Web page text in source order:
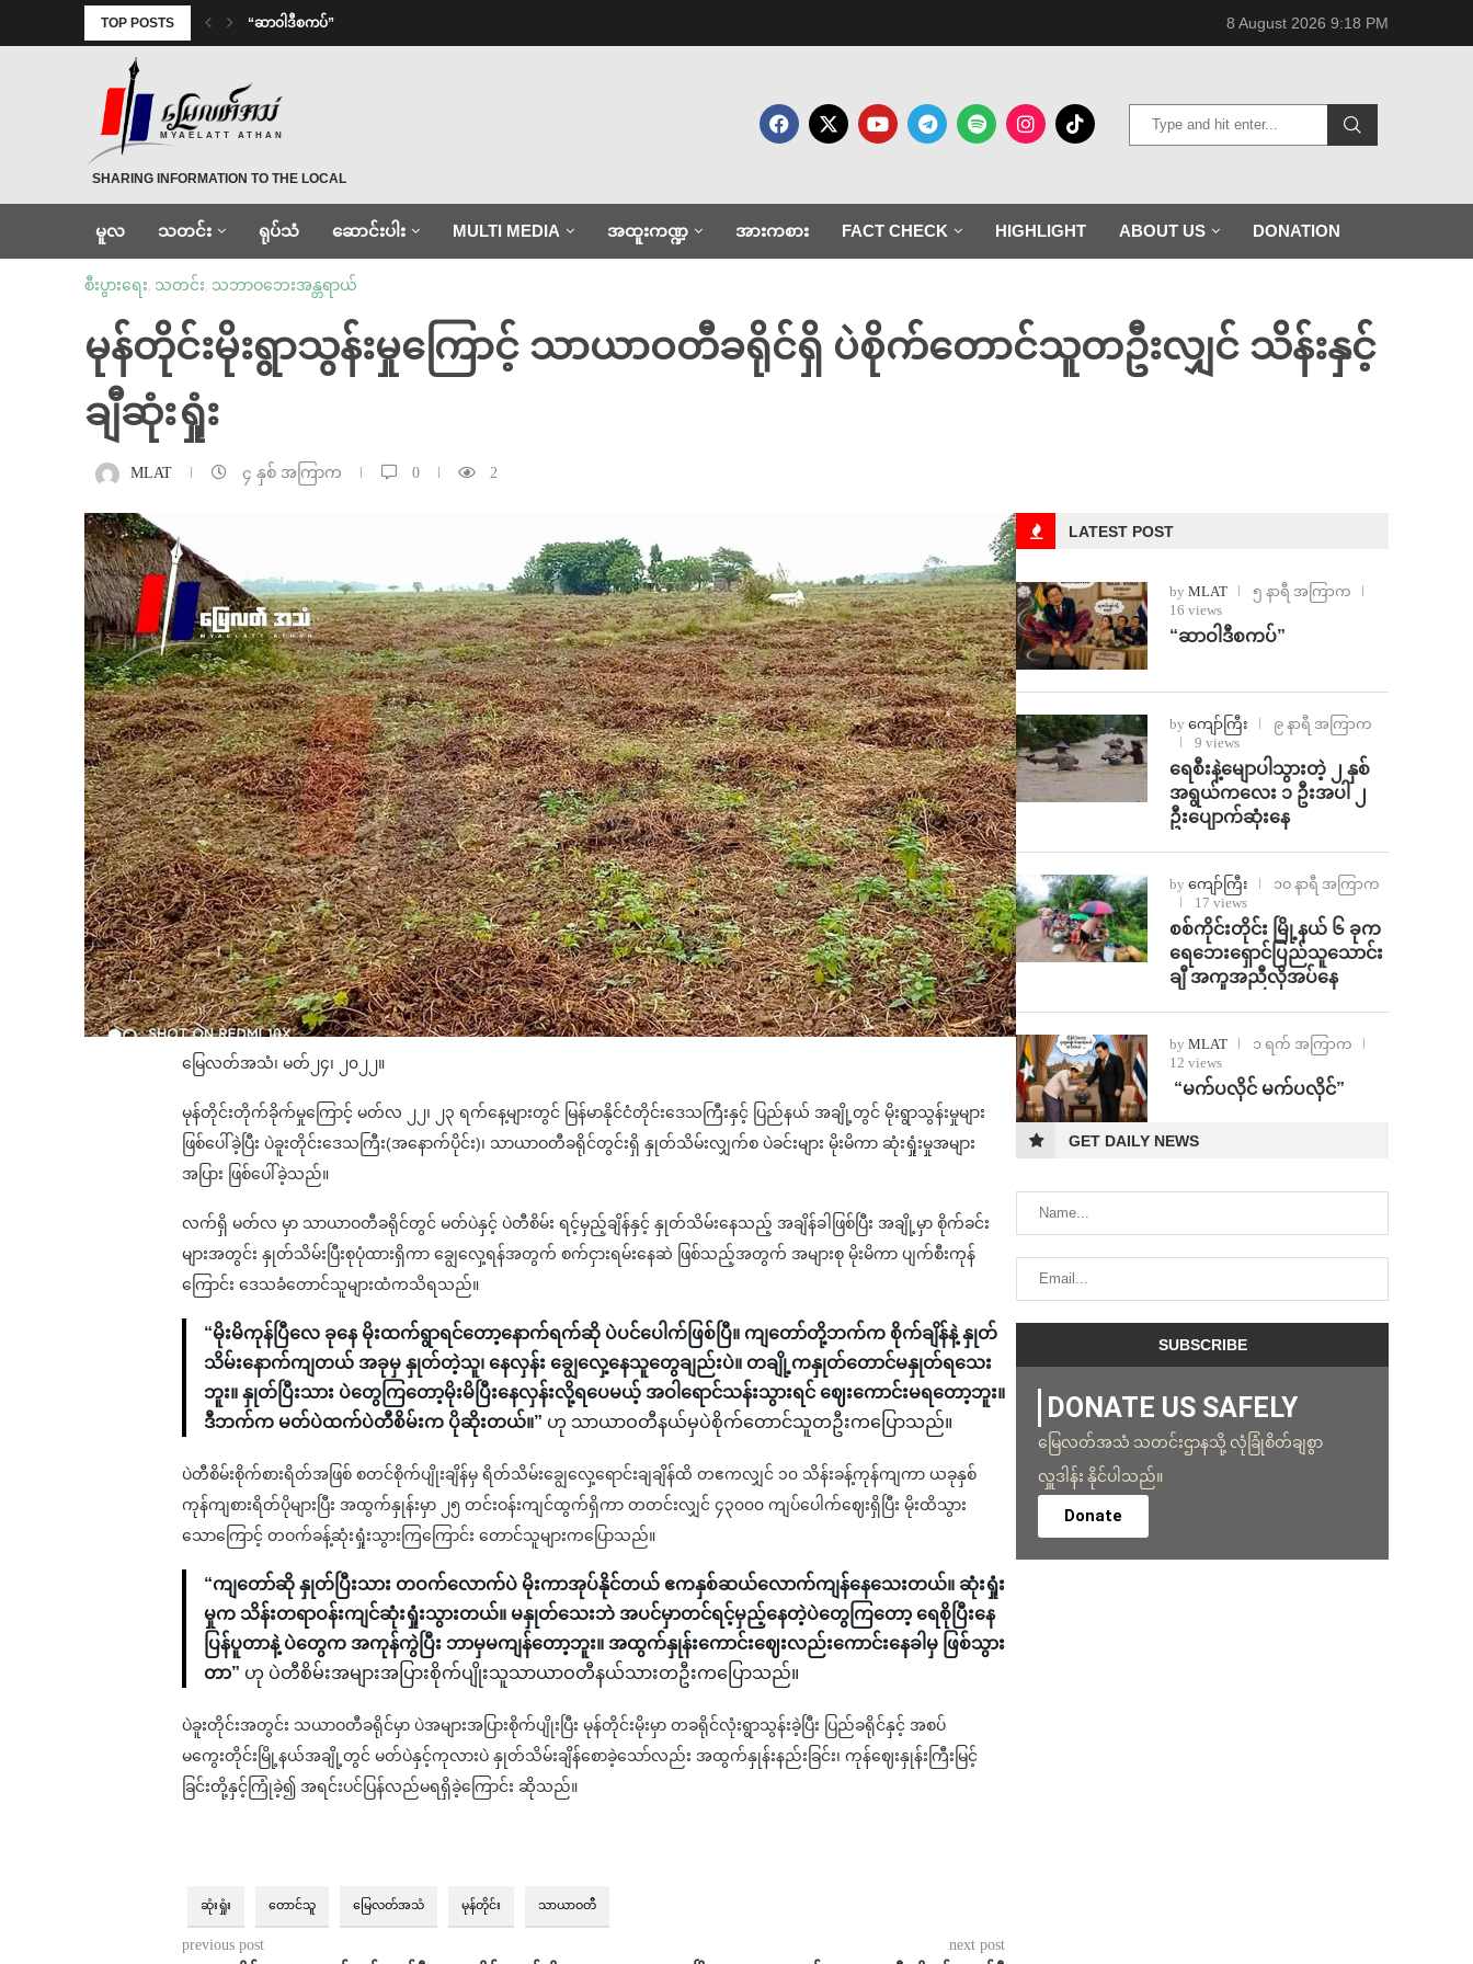
TOP POSTS “ဆာဝါဒီစကပ်” 8 August 2026 9:18 PM
MYAELATT ATHAN
SHARING INFORMATION TO THE LOCAL
မူလ သတင်း ရုပ်သံ ဆောင်းပါး MULTI MEDIA အထူးကဏ္ဍ အားကစား FACT CHECK HIGHLIGHT ABOUT US DONATION
စီးပွားရေး, သတင်း, သဘာဝဘေးအန္တရာယ်
မုန်တိုင်းမိုးရွာသွန်းမှုကြောင့် သာယာဝတီခရိုင်ရှိ ပဲစိုက်တောင်သူတဦးလျှင် သိန်းနှင့်
ချီဆုံးရှုံး
MLAT ၄ နှစ် အကြာက 0 2
မြေလတ်အသံ၊ မတ်၂၄၊ ၂၀၂၂။
မုန်တိုင်းတိုက်ခိုက်မှုကြောင့် မတ်လ ၂၂၊ ၂၃ ရက်နေ့များတွင် မြန်မာနိုင်ငံတိုင်းဒေသကြီးနှင့် ပြည်နယ် အချို့တွင် မိုးရွာသွန်းမှုများ
ဖြစ်ပေါ်ခဲ့ပြီး ပဲခူးတိုင်းဒေသကြီး(အနောက်ပိုင်း)၊ သာယာဝတီခရိုင်တွင်းရှိ နှုတ်သိမ်းလျှက်စ ပဲခင်းများ မိုးမိကာ ဆုံးရှုံးမှုအများ
အပြား ဖြစ်ပေါ်ခဲ့သည်။
လက်ရှိ မတ်လ မှာ သာယာဝတီခရိုင်တွင် မတ်ပဲနှင့် ပဲတီစိမ်း ရင့်မှည့်ချိန်နှင့် နှုတ်သိမ်းနေသည့် အချိန်ခါဖြစ်ပြီး အချို့မှာ စိုက်ခင်း
များအတွင်း နှုတ်သိမ်းပြီးစုပုံထားရှိကာ ချွေလှေ့ရန်အတွက် စက်ငှားရမ်းနေဆဲ ဖြစ်သည့်အတွက် အများစု မိုးမိကာ ပျက်စီးကုန်
ကြောင်း ဒေသခံတောင်သူများထံကသိရသည်။
“မိုးမိကုန်ပြီလေ ခုနေ မိုးထက်ရွာရင်တော့နောက်ရက်ဆို ပဲပင်ပေါက်ဖြစ်ပြီ။ ကျတော်တို့ဘက်က စိုက်ချိန်နဲ့ နှုတ်
သိမ်းနောက်ကျတယ် အခုမှ နှုတ်တဲ့သူ၊ နေလှန်း ချွေလှေ့နေသူတွေချည်းပဲ။ တချို့ကနှုတ်တောင်မနှုတ်ရသေး
ဘူး။ နှုတ်ပြီးသား ပဲတွေကြတော့မိုးမိပြီးနေလှန်းလို့ရပေမယ့် အဝါရောင်သန်းသွားရင် ဈေးကောင်းမရတော့ဘူး။
ဒီဘက်က မတ်ပဲထက်ပဲတီစိမ်းက ပိုဆိုးတယ်။” ဟု သာယာဝတီနယ်မှပဲစိုက်တောင်သူတဦးကပြောသည်။
ပဲတီစိမ်းစိုက်စားရိတ်အဖြစ် စတင်စိုက်ပျိုးချိန်မှ ရိတ်သိမ်းချွေလှေ့ရောင်းချချိန်ထိ တဧကလျှင် ၁၀ သိန်းခန့်ကုန်ကျကာ ယခုနှစ်
ကုန်ကျစားရိတ်ပိုများပြီး အထွက်နှုန်းမှာ ၂၅ တင်းဝန်းကျင်ထွက်ရှိကာ တတင်းလျှင် ၄၃၀၀၀ ကျပ်ပေါက်ဈေးရှိပြီး မိုးထိသွား
သောကြောင့် တဝက်ခန့်ဆုံးရှုံးသွားကြကြောင်း တောင်သူများကပြောသည်။
“ကျတော်ဆို နှုတ်ပြီးသား တဝက်လောက်ပဲ မိုးကာအုပ်နိုင်တယ် ဧကနှစ်ဆယ်လောက်ကျန်နေသေးတယ်။ ဆုံးရှုံး
မှုက သိန်းတရာဝန်းကျင်ဆုံးရှုံးသွားတယ်။ မနှုတ်သေးဘဲ အပင်မှာတင်ရင့်မှည့်နေတဲ့ပဲတွေကြတော့ ရေစိုပြီးနေ
ပြန်ပူတာနဲ့ ပဲတွေက အကုန်ကွဲပြီး ဘာမှမကျန်တော့ဘူး။ အထွက်နှုန်းကောင်းဈေးလည်းကောင်းနေခါမှ ဖြစ်သွား
တာ” ဟု ပဲတီစိမ်းအများအပြားစိုက်ပျိုးသူသာယာဝတီနယ်သားတဦးကပြောသည်။
ပဲခူးတိုင်းအတွင်း သယာဝတီခရိုင်မှာ ပဲအများအပြားစိုက်ပျိုးပြီး မုန်တိုင်းမိုးမှာ တခရိုင်လုံးရွာသွန်းခဲ့ပြီး ပြည်ခရိုင်နှင့် အစပ်
မကွေးတိုင်းမြို့နယ်အချို့တွင် မတ်ပဲနှင့်ကုလားပဲ နှုတ်သိမ်းချိန်စောခဲ့သော်လည်း အထွက်နှုန်းနည်းခြင်း၊ ကုန်ဈေးနှုန်းကြီးမြင့်
ခြင်းတို့နှင့်ကြုံခဲ့၍ အရင်းပင်ပြန်လည်မရရှိခဲ့ကြောင်း ဆိုသည်။
ဆုံးရှုံး တောင်သူ မြေလတ်အသံ မုန်တိုင်း သာယာဝတီ
previous post next post
LATEST POST
by MLAT
၅ နာရီ အကြာက
16 views
“ဆာဝါဒီစကပ်”
by ကျော်ကြီး
၉ နာရီ အကြာက
9 views
ရေစီးနဲ့မျောပါသွားတဲ့ ၂ နှစ်
အရွယ်ကလေး ၁ ဦးအပါ ၂
ဦးပျောက်ဆုံးနေ
by ကျော်ကြီး
၁၀ နာရီ အကြာက
17 views
စစ်ကိုင်းတိုင်း မြို့နယ် ၆ ခုက
ရေဘေးရှောင်ပြည်သူသောင်း
ချီ အကူအညီလိုအပ်နေ
by MLAT
၁ ရက် အကြာက
12 views
⁨ ⁨“မက်ပလိုင် မက်ပလိုင်”
GET DAILY NEWS
DONATE US SAFELY
မြေလတ်အသံ သတင်းဌာနသို့ လုံခြုံစိတ်ချစွာ
လှူဒါန်း နိုင်ပါသည်။
Donate